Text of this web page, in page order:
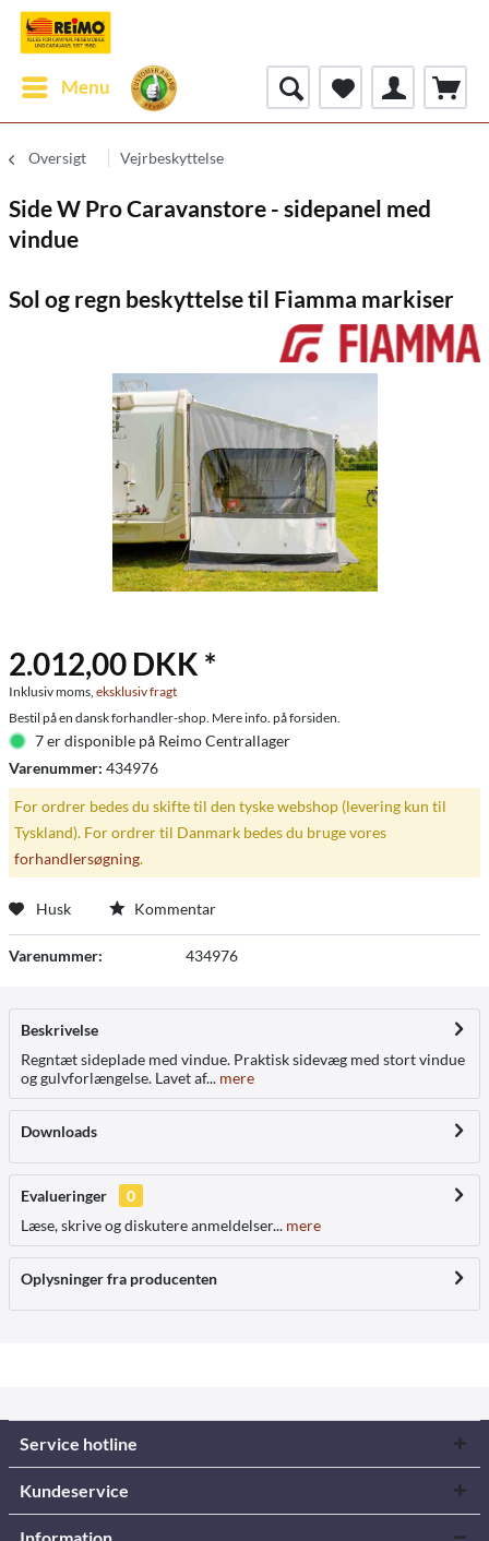
Menu
Oversigt Vejrbeskyttelse
Side W Pro Caravanstore - sidepanel med
vindue
Sol og regn beskyttelse til Fiamma markiser
2.012,00 DKK *
Inklusiv moms, eksklusiv fragt
Bestil på en dansk forhandler-shop. Mere info. på forsiden.
7 er disponible på Reimo Centrallager
Varenummer: 434976
For ordrer bedes du skifte til den tyske webshop (levering kun til
Tyskland). For ordrer til Danmark bedes du bruge vores
forhandlersøgning.
Husk Kommentar
Varenummer: 434976
Beskrivelse
Regntæt sideplade med vindue. Praktisk sidevæg med stort vindue
og gulvforlængelse. Lavet af... mere
Downloads
Evalueringer
0
Læse, skrive og diskutere anmeldelser... mere
Oplysninger fra producenten
Service hotline
Kundeservice
Information